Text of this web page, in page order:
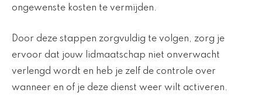
ongewenste kosten te vermijden.
Door deze stappen zorgvuldig te volgen, zorg je
ervoor dat jouw lidmaatschap niet onverwacht
verlengd wordt en heb je zelf de controle over
wanneer en of je deze dienst weer wilt activeren.